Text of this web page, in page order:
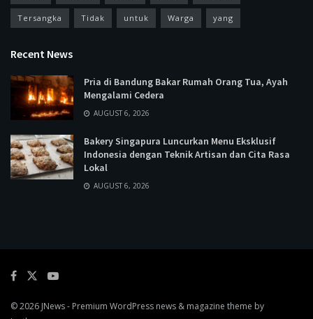
Tersangka Tidak untuk Warga yang
Recent News
Pria di Bandung Bakar Rumah Orang Tua, Ayah
Mengalami Cedera
AUGUST 6, 2026
Bakery Singapura Luncurkan Menu Eksklusif
Indonesia dengan Teknik Artisan dan Cita Rasa
Lokal
AUGUST 6, 2026
© 2026 JNews- Premium WordPress news & magazine theme by